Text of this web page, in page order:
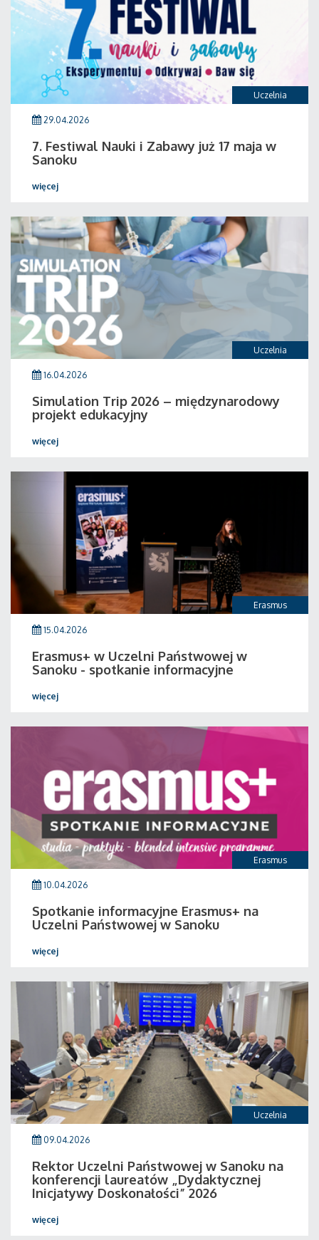
Uczelnia
29.04.2026
7. Festiwal Nauki i Zabawy już 17 maja w
Sanoku
więcej
Uczelnia
16.04.2026
Simulation Trip 2026 – międzynarodowy
projekt edukacyjny
więcej
Erasmus
15.04.2026
Erasmus+ w Uczelni Państwowej w
Sanoku - spotkanie informacyjne
więcej
Erasmus
10.04.2026
Spotkanie informacyjne Erasmus+ na
Uczelni Państwowej w Sanoku
więcej
Uczelnia
09.04.2026
Rektor Uczelni Państwowej w Sanoku na
konferencji laureatów „Dydaktycznej
Inicjatywy Doskonałości” 2026
więcej